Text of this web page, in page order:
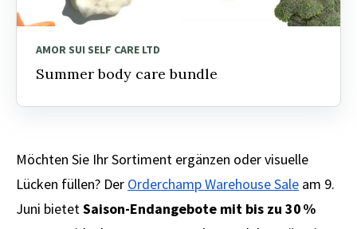
AMOR SUI SELF CARE LTD
Summer body care bundle
Möchten Sie Ihr Sortiment ergänzen oder visuelle
Lücken füllen? Der Orderchamp Warehouse Sale am 9.
Juni bietetSaison-Endangebote mit bis zu 30 %